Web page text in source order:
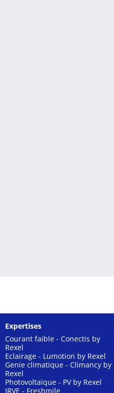
Expertises
Courant faible - Conectis by
Rexel
Eclairage - Lumotion by Rexel
Genie climatique - Climancy by
Rexel
Photovoltaïque - PV by Rexel
IRVE - Freshmile